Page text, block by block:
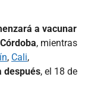
a vacunar
Córdoba, mientras
, Cali,
después, el 18 de